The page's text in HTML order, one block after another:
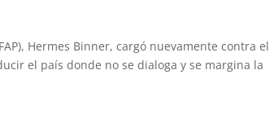
Hermes Binner, cargó nuevamente contra el
el país donde no se dialoga y se margina la